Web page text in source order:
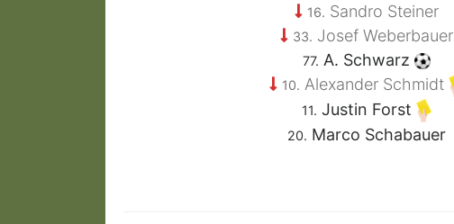
16. Sandro Steiner
33. Josef Weberbauer
77. A. Schwarz
10. Alexander Schmidt
11. Justin Forst
20. Marco Schabauer